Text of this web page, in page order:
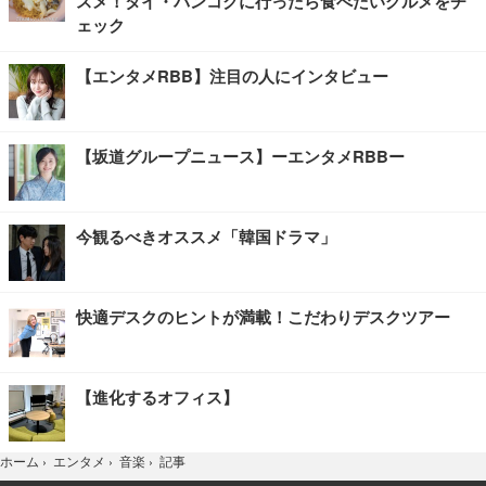
ェック
【エンタメRBB】注目の人にインタビュー
【坂道グループニュース】ーエンタメRBBー
今観るべきオススメ「韓国ドラマ」
快適デスクのヒントが満載！こだわりデスクツアー
【進化するオフィス】
ホーム › エンタメ › 音楽 › 記事